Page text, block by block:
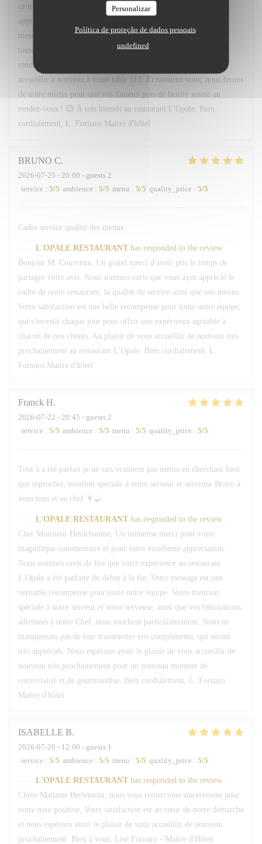
Personalizar
Política de proteção de dados pessoais
undefined
ce très gentil commentaire. Nous sommes ravis que vous ayez
apprécié l'accueil, le service ainsi que les plats proposés. Votre
message sera transmis avec grand plaisir à Léa, Hugo ainsi qu'à
toute l'équipe, qui seront ravis de savoir qu'ils ont contribué à
rendre votre soirée agréable. Nous serons très heureux de vous
accueillir à nouveau à votre table 113. Et rassurez-vous, nous ferons
de notre mieux pour que vos fameux pots de beurre soient au
rendez-vous ! 😉 À très bientôt au restaurant L'Opale. Bien
cordialement, L. Fornaro Maitre d'hôtel
BRUNO C
2026-07-25 - 20:00 - guests 2
service : 5/5 ambience : 5/5 menu : 5/5 quality_price : 5/5
Cadre service qualité des menus
L'OPALE RESTAURANT has responded to the review
Bonjour M. Couvreux, Un grand merci d'avoir pris le temps de
partager votre avis. Nous sommes ravis que vous ayez apprécié le
cadre de notre restaurant, la qualité du service ainsi que nos menus.
Votre satisfaction est une belle récompense pour toute notre équipe,
qui s'investit chaque jour pour offrir une expérience agréable à
chacun de nos clients. Au plaisir de vous accueillir de nouveau très
prochainement au restaurant L'Opale. Bien cordialement, L.
Fornaro Maitre d'hôtel
Franck H
2026-07-22 - 20:45 - guests 2
service : 5/5 ambience : 5/5 menu : 5/5 quality_price : 5/5
Tout à a été parfait je ne sais vraiment pas même en cherchant bien
que reprocher, mention spéciale à notre serveur et serveuse Bravo à
vous tous et au chef 👨‍🍳
L'OPALE RESTAURANT has responded to the review
Cher Monsieur Heldebaume, Un immense merci pour votre
magnifique commentaire et pour votre excellente appréciation.
Nous sommes ravis de lire que votre expérience au restaurant
L'Opale a été parfaite du début à la fin. Votre message est une
véritable récompense pour toute notre équipe. Votre mention
spéciale à notre serveur et notre serveuse, ainsi que vos félicitations
adressées à notre Chef, nous touchent particulièrement. Nous ne
manquerons pas de leur transmettre vos compliments, qui seront
très appréciés. Nous espérons avoir le plaisir de vous accueillir de
nouveau très prochainement pour un nouveau moment de
convivialité et de gourmandise. Bien cordialement, L. Fornaro
Maître d'hôtel
ISABELLE B
2026-07-20 - 12:00 - guests 1
service : 5/5 ambience : 5/5 menu : 5/5 quality_price : 5/5
L'OPALE RESTAURANT has responded to the review
Chère Madame Berlemont, nous vous remercions sincèrement pour
votre note positive. Votre satisfaction est au cœur de notre démarche
et nous espérons avoir le plaisir de vous accueillir de nouveau
prochainement. Bien à vous, Lise Fornaro - Maitre d'Hôtel